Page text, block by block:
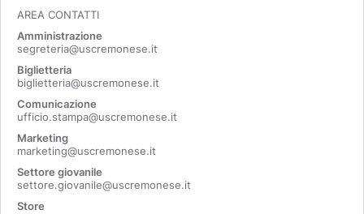
AREA CONTATTI
Amministrazione
segreteria@uscremonese.it
Biglietteria
biglietteria@uscremonese.it
Comunicazione
ufficio.stampa@uscremonese.it
Marketing
marketing@uscremonese.it
Settore giovanile
settore.giovanile@uscremonese.it
Store